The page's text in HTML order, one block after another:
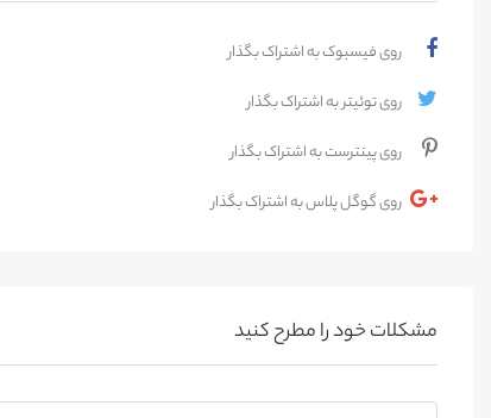
روی فیسبوک به اشتراک بگذار
روی توئیتر به اشتراک بگذار
روی پینترست به اشتراک بگذار
روی گوگل پلاس به اشتراک بگذار
مشکلات خود را مطرح کنید